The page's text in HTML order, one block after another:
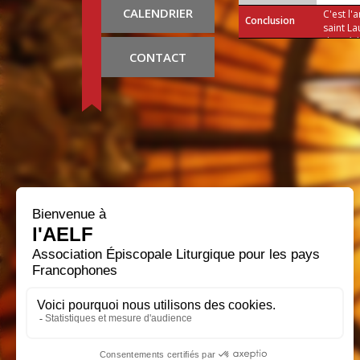
CALENDRIER
CONTACT
Conclusion
C'est
saint
qu'il